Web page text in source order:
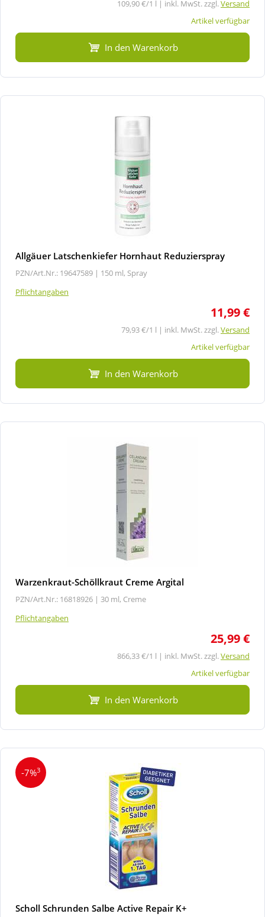
109,90 €/1 l | inkl. MwSt. zzgl.Versand
Artikel verfügbar
In den Warenkorb
Allgäuer Latschenkiefer Hornhaut Reduzierspray
PZN/Art.Nr.: 19647589 | 150 ml, Spray
Pflichtangaben
11,99 €
79,93 €/1 l | inkl. MwSt. zzgl.Versand
Artikel verfügbar
In den Warenkorb
Warzenkraut-Schöllkraut Creme Argital
PZN/Art.Nr.: 16818926 | 30 ml, Creme
Pflichtangaben
25,99 €
866,33 €/1 l | inkl. MwSt. zzgl.Versand
Artikel verfügbar
In den Warenkorb
-7%3
Scholl Schrunden Salbe Active Repair K+